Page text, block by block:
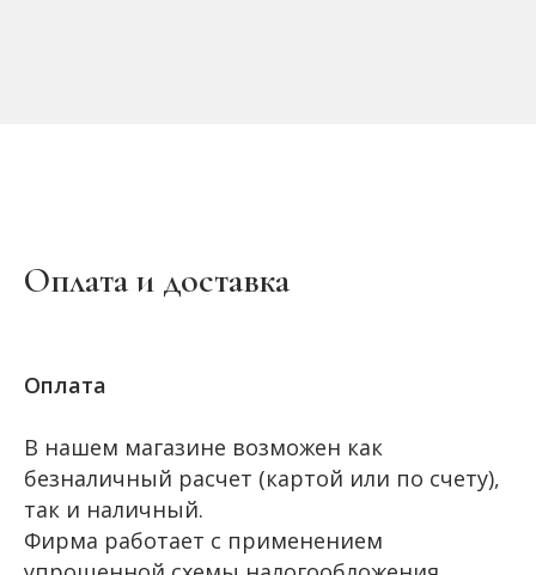
Оплата и доставка
Оплата
В нашем магазине возможен как
безналичный расчет (картой или по счету),
так и наличный.
Фирма работает с применением